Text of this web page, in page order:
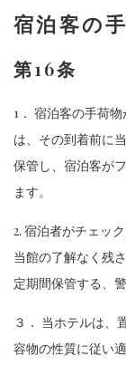
宿泊客の
第16条
1． 宿泊客の手荷
は、その到着前に
保管し、宿泊客が
ます。
2. 宿泊者がチェッ
当館の了解なく残
定期間保管する、
３． 当ホテルは、
容物の性質に従い